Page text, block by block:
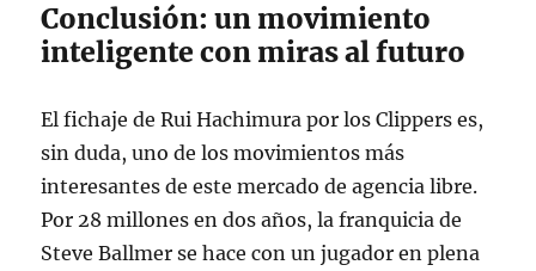
Conclusión: un movimiento
inteligente con miras al futuro
El fichaje de Rui Hachimura por los Clippers es,
sin duda, uno de los movimientos más
interesantes de este mercado de agencia libre.
Por 28 millones en dos años, la franquicia de
Steve Ballmer se hace con un jugador en plena